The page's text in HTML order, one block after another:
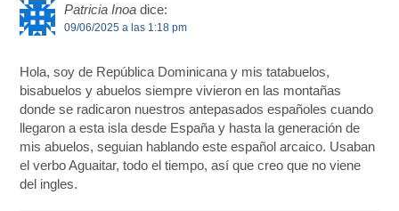
Patricia Inoa dice:
09/06/2025 a las 1:18 pm
Hola, soy de República Dominicana y mis tatabuelos,
bisabuelos y abuelos siempre vivieron en las montañas
donde se radicaron nuestros antepasados españoles cuando
llegaron a esta isla desde España y hasta la generación de
mis abuelos, seguian hablando este español arcaico. Usaban
el verbo Aguaitar, todo el tiempo, así que creo que no viene
del ingles.